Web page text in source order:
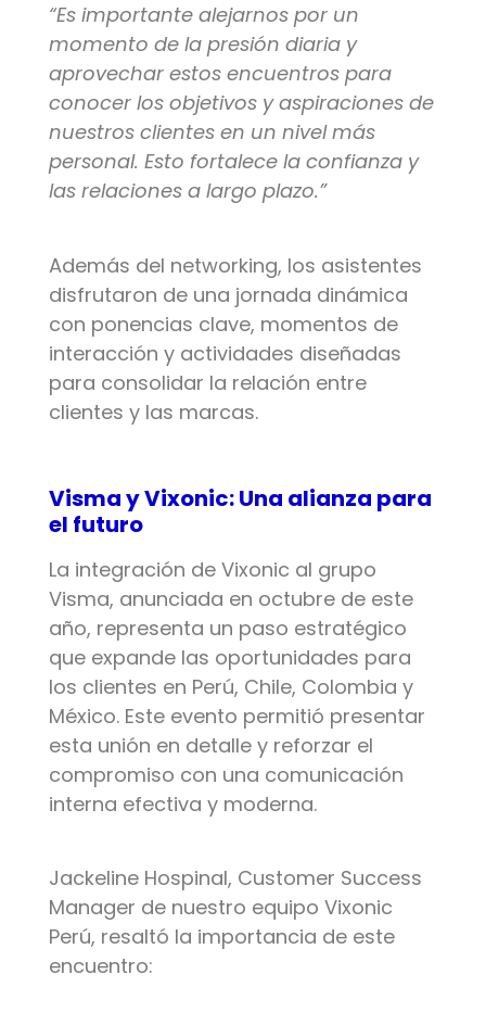
“Es importante alejarnos por un
momento de la presión diaria y
aprovechar estos encuentros para
conocer los objetivos y aspiraciones de
nuestros clientes en un nivel más
personal. Esto fortalece la confianza y
las relaciones a largo plazo.”
Además del networking, los asistentes
disfrutaron de una jornada dinámica
con ponencias clave, momentos de
interacción y actividades diseñadas
para consolidar la relación entre
clientes y las marcas.
Visma y Vixonic: Una alianza para
el futuro
La integración de Vixonic al grupo
Visma, anunciada en octubre de este
año, representa un paso estratégico
que expande las oportunidades para
los clientes en Perú, Chile, Colombia y
México. Este evento permitió presentar
esta unión en detalle y reforzar el
compromiso con una comunicación
interna efectiva y moderna.
Jackeline Hospinal, Customer Success
Manager de nuestro equipo Vixonic
Perú, resaltó la importancia de este
encuentro: